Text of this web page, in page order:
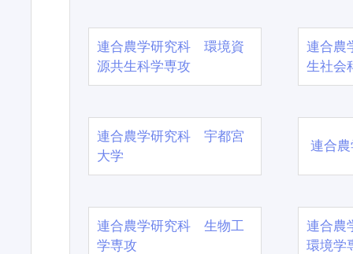
連合農学研究科 環境資
源共生科学専攻
連合農
生社会
連合農学研究科 宇都宮
大学
連合
連合農学研究科 生物工
学専攻
連合農
環境学